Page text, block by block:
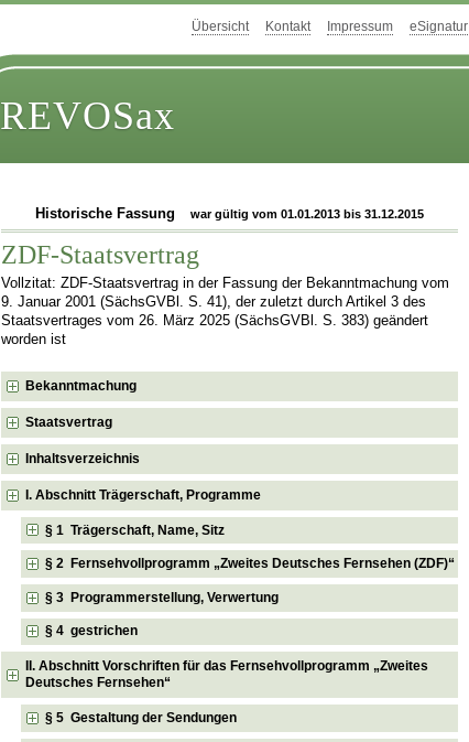
Übersicht Kontakt Impressum eSignatur
REVOSax
Historische Fassung war gültig vom 01.01.2013 bis 31.12.2015
ZDF-Staatsvertrag
Vollzitat: ZDF-Staatsvertrag in der Fassung der Bekanntmachung vom
9. Januar 2001 (SächsGVBl. S. 41), der zuletzt durch Artikel 3 des
Staatsvertrages vom 26. März 2025 (SächsGVBl. S. 383) geändert
worden ist
Bekanntmachung
Staatsvertrag
Inhaltsverzeichnis
I. Abschnitt Trägerschaft, Programme
§ 1 Trägerschaft, Name, Sitz
§ 2 Fernsehvollprogramm „Zweites Deutsches Fernsehen (ZDF)“
§ 3 Programmerstellung, Verwertung
§ 4 gestrichen
II. Abschnitt Vorschriften für das Fernsehvollprogramm „Zweites
Deutsches Fernsehen“
§ 5 Gestaltung der Sendungen